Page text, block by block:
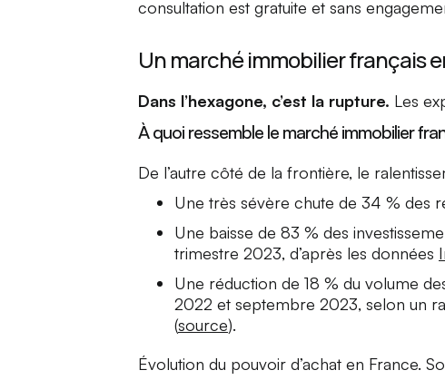
consultation est gratuite et sans
Un marché immobilier français
Dans l’hexagone, c’est la rupture. Les
À quoi ressemble le marché immobilier
De l’autre côté de la frontière, le
Une très sévère chute de 34 % des
Une baisse de 83 % des
trimestre 2023, d’après les données
Une réduction de 18 % du volume
2022 et septembre 2023, selon un
(source).
Évolution du pouvoir d’achat en France.